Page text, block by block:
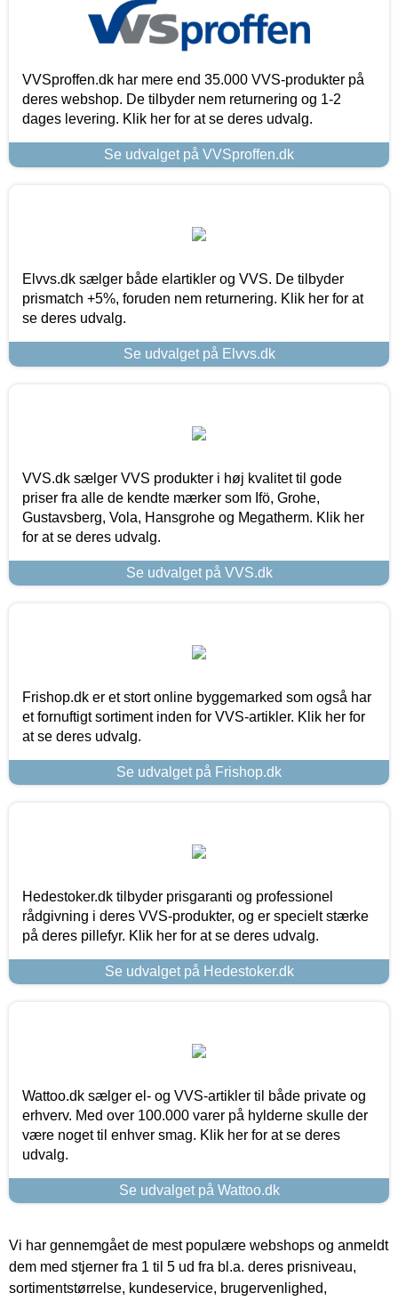
VVSproffen.dk har mere end 35.000 VVS-produkter på
deres webshop. De tilbyder nem returnering og 1-2
dages levering. Klik her for at se deres udvalg.
Se udvalget på VVSproffen.dk
Elvvs.dk sælger både elartikler og VVS. De tilbyder
prismatch +5%, foruden nem returnering. Klik her for at
se deres udvalg.
Se udvalget på Elvvs.dk
VVS.dk sælger VVS produkter i høj kvalitet til gode
priser fra alle de kendte mærker som Ifö, Grohe,
Gustavsberg, Vola, Hansgrohe og Megatherm. Klik her
for at se deres udvalg.
Se udvalget på VVS.dk
Frishop.dk er et stort online byggemarked som også har
et fornuftigt sortiment inden for VVS-artikler. Klik her for
at se deres udvalg.
Se udvalget på Frishop.dk
Hedestoker.dk tilbyder prisgaranti og professionel
rådgivning i deres VVS-produkter, og er specielt stærke
på deres pillefyr. Klik her for at se deres udvalg.
Se udvalget på Hedestoker.dk
Wattoo.dk sælger el- og VVS-artikler til både private og
erhverv. Med over 100.000 varer på hylderne skulle der
være noget til enhver smag. Klik her for at se deres
udvalg.
Se udvalget på Wattoo.dk
Vi har gennemgået de mest populære webshops og anmeldt
dem med stjerner fra 1 til 5 ud fra bl.a. deres prisniveau,
sortimentstørrelse, kundeservice, brugervenlighed,